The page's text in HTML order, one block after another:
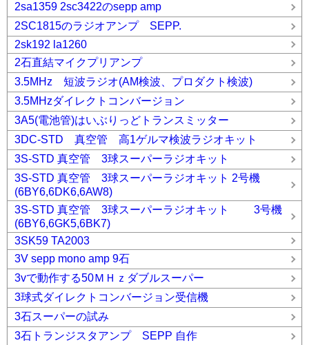
2sa1359 2sc3422のsepp amp
2SC1815のラジオアンプ SEPP.
2sk192 la1260
2石直結マイクプリアンプ
3.5MHz 短波ラジオ(AM検波、プロダクト検波)
3.5MHzダイレクトコンバージョン
3A5(電池管)はいぶりっどトランスミッター
3DC-STD 真空管 高1ゲルマ検波ラジオキット
3S-STD 真空管 3球スーパーラジオキット
3S-STD 真空管 3球スーパーラジオキット 2号機
(6BY6,6DK6,6AW8)
3S-STD 真空管 3球スーパーラジオキット 3号機
(6BY6,6GK5,6BK7)
3SK59 TA2003
3V sepp mono amp 9石
3vで動作する50ＭＨｚダブルスーパー
3球式ダイレクトコンバージョン受信機
3石スーパーの試み
3石トランジスタアンプ SEPP 自作